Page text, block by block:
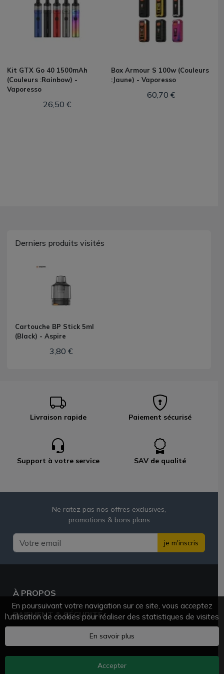
Kit GTX Go 40 1500mAh
(Couleurs :Rainbow) -
Vaporesso
26,50 €
Box Armour S 100w (Couleurs
:Jaune) - Vaporesso
60,70 €
Derniers produits visités
Cartouche BP Stick 5ml
(Black) - Aspire
3,80 €
Livraison rapide Paiement sécurisé
Support à votre service SAV de qualité
Ne ratez pas nos offres exclusives,
promotions & bons plans
je m'inscris
À PROPOS
PAIEMENT & SÉCURITÉ
© 2025 - 2026 Tous droits réservés
En poursuivant votre navigation sur ce site, vous acceptez
l'utilisation de cookies pour réaliser des statistiques de visites
En savoir plus
Accepter